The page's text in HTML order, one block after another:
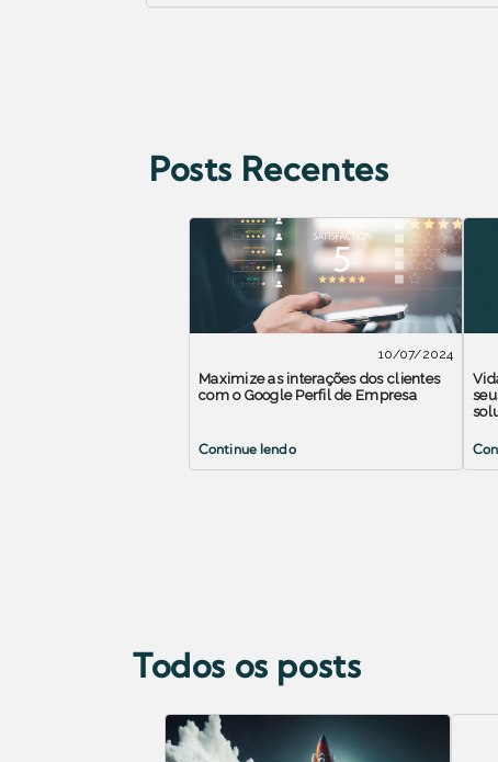
Posts Recentes
10/07/2024
Maximize as interações dos clientes
com o Google Perfil de Empresa
Continue lendo
Todos os posts